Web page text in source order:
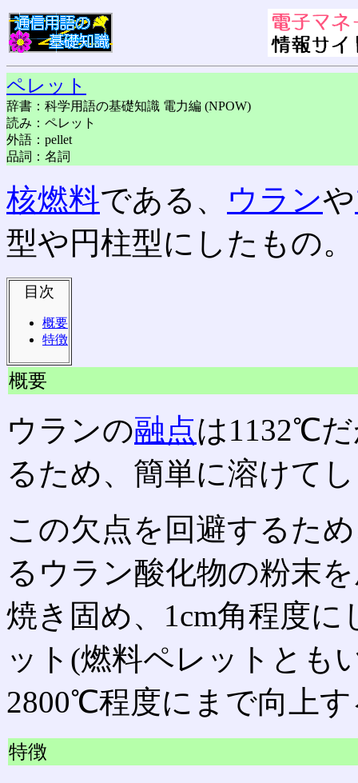
ペレット
辞書：科学用語の基礎知識 電力編 (NPOW)
読み：ペレット
外語：pellet
品詞：名詞
核燃料である、 ウランや
型や円柱型にしたもの。
目次
概要
特徴
概要
ウランの融点は1132℃
るため、簡単に溶けて
この欠点を回避するた
るウラン酸化物の粉末
焼き固め、1cm角程度
ット(燃料ペレットとも
2800℃程度にまで向上
特徴